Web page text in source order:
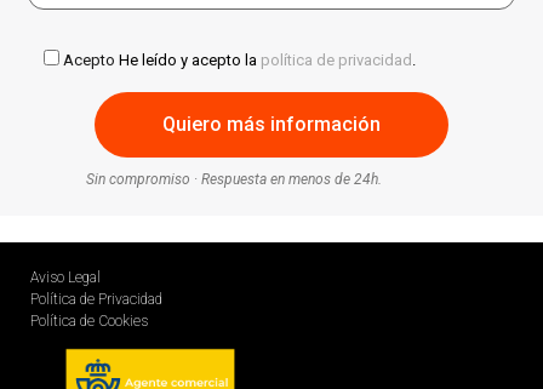
Acepto He leído y acepto la política de privacidad .
Sin compromiso · Respuesta en menos de 24h.
Aviso Legal
Política de Privacidad
Política de Cookies